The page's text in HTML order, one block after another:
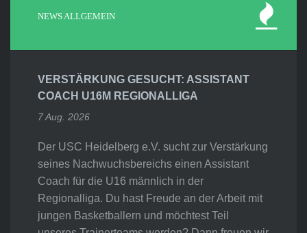
NEWS ALLGEMEIN
VERSTÄRKUNG GESUCHT: ASSISTANT
COACH U16M REGIONALLIGA
7 Aug. 2026
Der USC Heidelberg e.V. sucht zur Verstärkung
seines Nachwuchsbereichs einen Assistant
Coach für die U16 männlich in der
Regionalliga. Du hast Freude an der Arbeit mit
jungen Basketballern und möchtest Teil